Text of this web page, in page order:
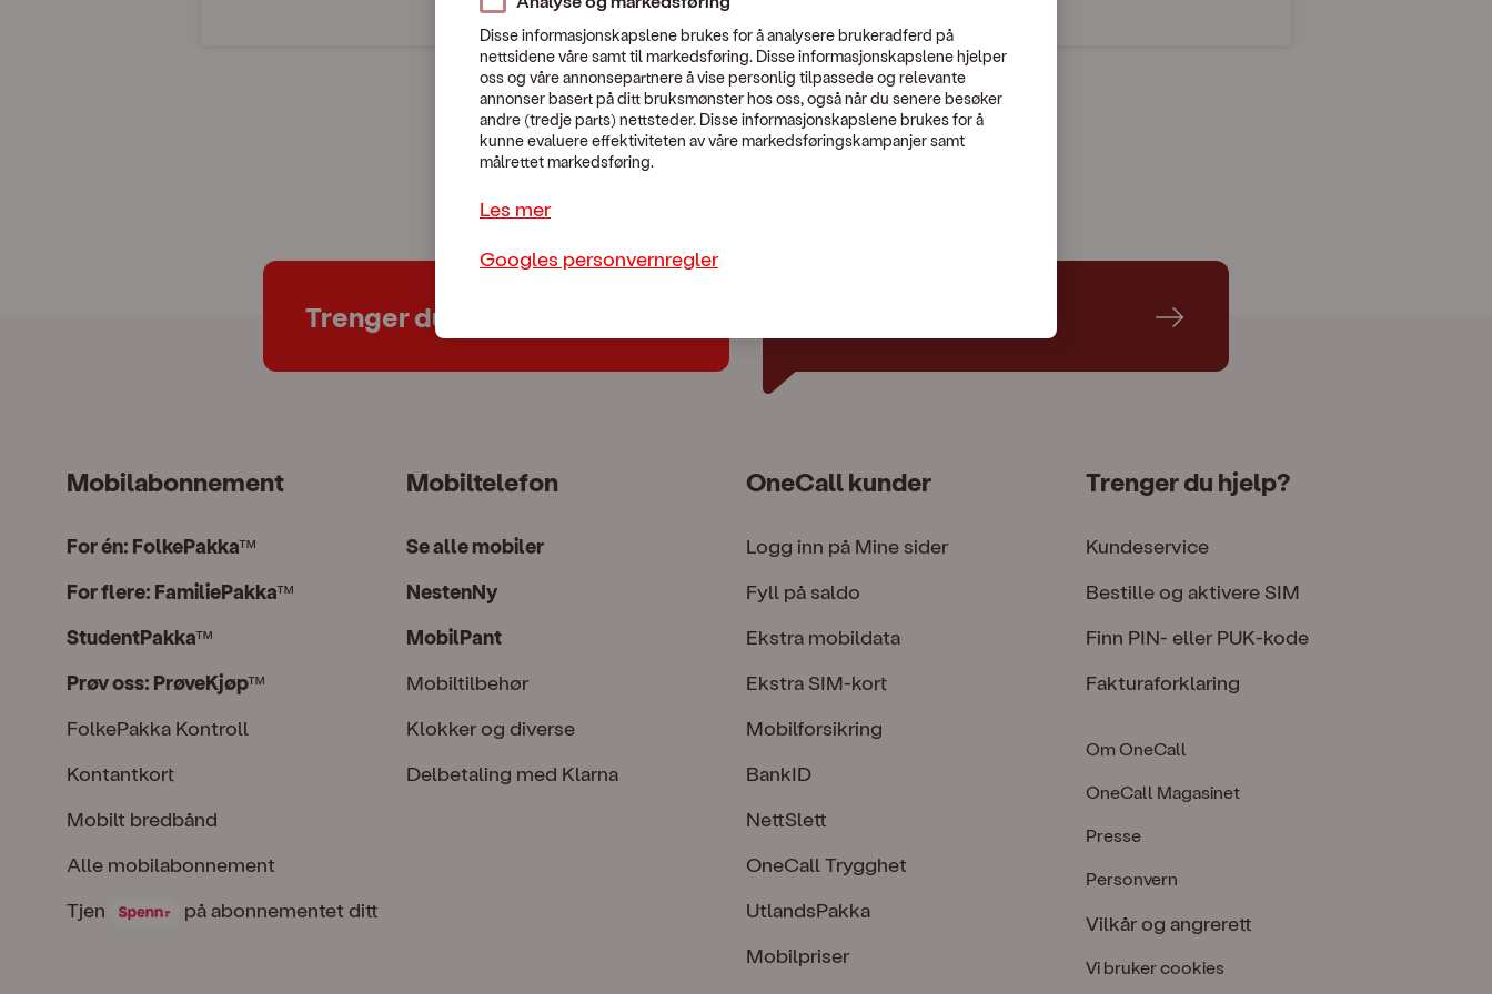
En uventet feil skjedde.
Vennligst kontakt Kundeservice:479 44 444
Trenger du hjelp?
Mobilabonnement
For én: FolkePakka™
For flere: FamiliePakka™
StudentPakka™
Prøv oss: PrøveKjøp™
FolkePakka Kontroll
Kontantkort
Mobilt bredbånd
Alle mobilabonnement
Tjen Spenn på abonnementet ditt
Tjen på abonnementet ditt
Mobiltelefon
Se alle mobiler
NestenNy
MobilPant
Mobiltilbehør
Klokker og diverse
Delbetaling med Klarna
OneCall kunder
Logg inn på Mine sider
Fyll på saldo
Ekstra mobildata
Ekstra SIM-kort
Mobilforsikring
BankID
NettSlett
OneCall Trygghet
UtlandsPakka
Mobilpriser
Trenger du hjelp?
Kundeservice
Bestille og aktivere SIM
Finn PIN- eller PUK-kode
Fakturaforklaring
Om OneCall
OneCall Magasinet
Presse
Personvern
Vilkår og angrerett
Vi bruker cookies
Disse informasjonskapslene brukes for å analysere brukeradferd på
nettsidene våre samt til markedsføring. Disse informasjonskapslene hjelper
oss og våre annonsepartnere å vise personlig tilpassede og relevante
annonser basert på ditt bruksmønster hos oss, også når du senere besøker
andre (tredje parts) nettsteder. Disse informasjonskapslene brukes for å
kunne evaluere effektiviteten av våre markedsføringskampanjer samt
målrettet markedsføring.
Les mer
Googles personvernregler